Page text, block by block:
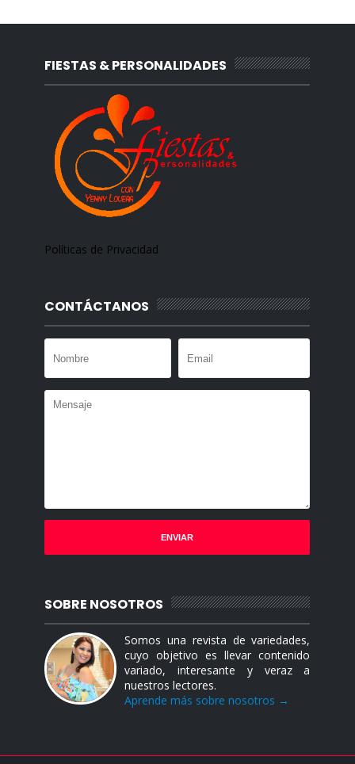
FIESTAS & PERSONALIDADES
Políticas de Privacidad
CONTÁCTANOS
SOBRE NOSOTROS
Somos una revista de variedades,
cuyo objetivo es llevar contenido
variado, interesante y veraz a
nuestros lectores.
Aprende más sobre nosotros →